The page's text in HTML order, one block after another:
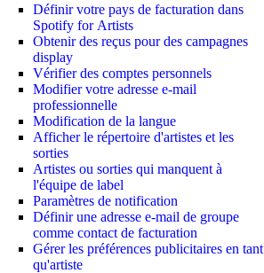
Définir votre pays de facturation dans
Spotify for Artists
Obtenir des reçus pour des campagnes
display
Vérifier des comptes personnels
Modifier votre adresse e-mail
professionnelle
Modification de la langue
Afficher le répertoire d'artistes et les
sorties
Artistes ou sorties qui manquent à
l'équipe de label
Paramètres de notification
Définir une adresse e-mail de groupe
comme contact de facturation
Gérer les préférences publicitaires en tant
qu'artiste